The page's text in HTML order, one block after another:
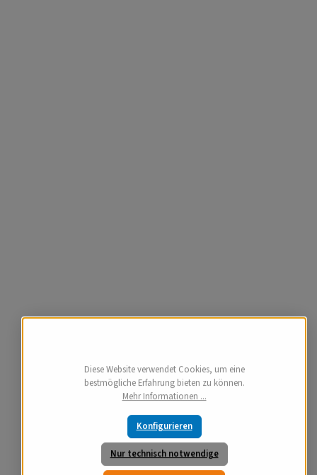
Diese Website verwendet Cookies, um eine
bestmögliche Erfahrung bieten zu können.
Mehr Informationen ...
Nur technisch notwendige
Konfigurieren